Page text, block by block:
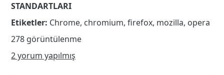
STANDARTLARI
Etiketler: Chrome, chromium,firefox, mozilla, opera
278 görüntülenme
2 yorum yapılmış